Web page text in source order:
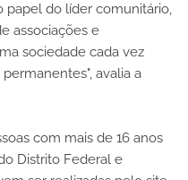
papel do líder comunitário,
associações e
sociedade cada vez
avalia a
com mais de 16 anos
Distrito Federal e